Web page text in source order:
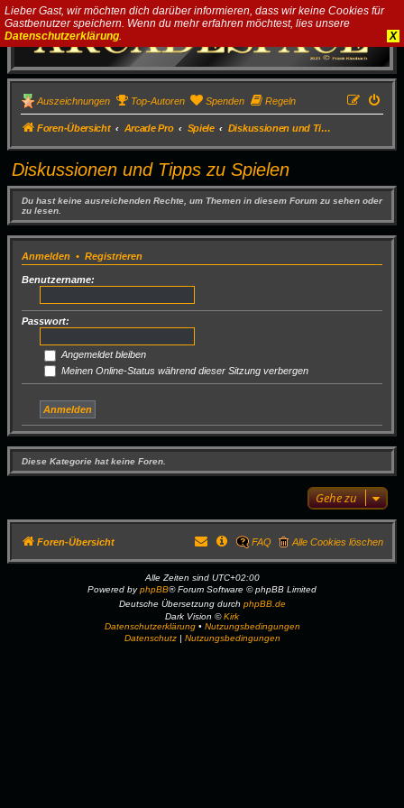
Lieber Gast, wir möchten dich darüber informieren, dass wir keine Cookies für
Gastbenutzer speichern. Wenn du mehr erfahren möchtest, lies unsere
Datenschutzerklärung. X
Auszeichnungen Top-Autoren Spenden Regeln
Foren-Übersicht Arcade Pro Spiele Diskussionen und Tipps zu Spielen
Diskussionen und Tipps zu Spielen
Du hast keine ausreichenden Rechte, um Themen in diesem Forum zu sehen oder
zu lesen.
Anmelden • Registrieren
Benutzername:
Passwort:
Angemeldet bleiben
Meinen Online-Status während dieser Sitzung verbergen
Diese Kategorie hat keine Foren.
Gehe zu
Foren-Übersicht Alle Cookies löschen
FAQ
Alle Zeiten sind UTC+02:00
Powered byphpBB® Forum Software © phpBB Limited
Deutsche Übersetzung durch phpBB.de
Dark Vision ©Kirk
Datenschutzerklärung• Nutzungsbedingungen
Datenschutz| Nutzungsbedingungen